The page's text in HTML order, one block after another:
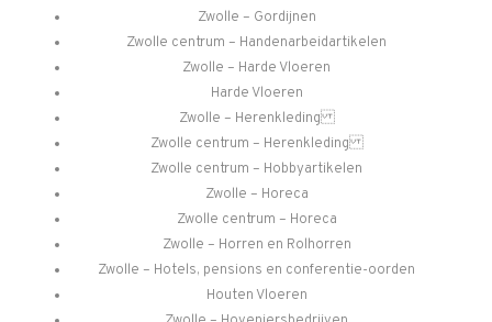
Zwolle – Gordijnen
Zwolle centrum – Handenarbeidartikelen
Zwolle – Harde Vloeren
Harde Vloeren
Zwolle – Herenkleding
Zwolle centrum – Herenkleding
Zwolle centrum – Hobbyartikelen
Zwolle – Horeca
Zwolle centrum – Horeca
Zwolle – Horren en Rolhorren
Zwolle – Hotels, pensions en conferentie-oorden
Houten Vloeren